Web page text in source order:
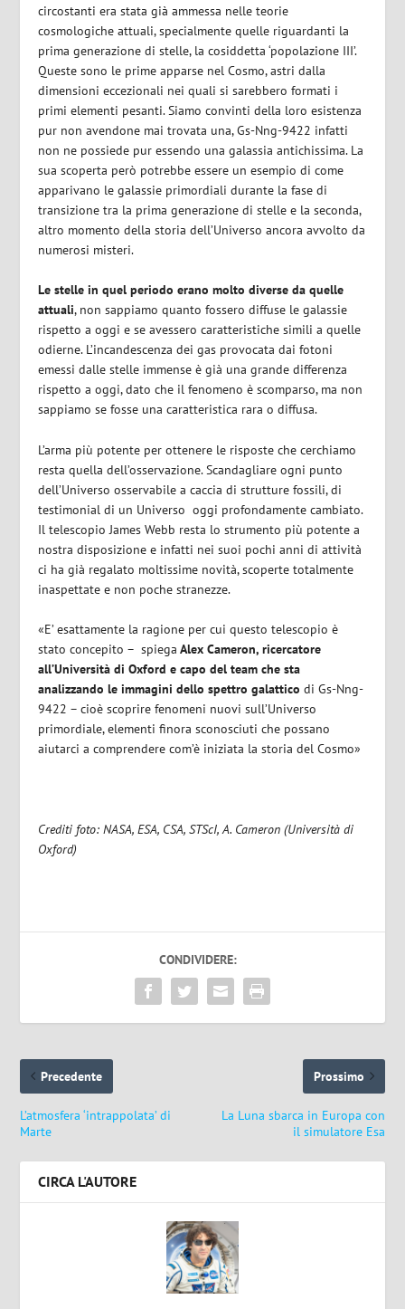
circostanti era stata già ammessa nelle teorie
cosmologiche attuali, specialmente quelle riguardanti la
prima generazione di stelle, la cosiddetta ‘popolazione III’.
Queste sono le prime apparse nel Cosmo, astri dalla
dimensioni eccezionali nei quali si sarebbero formati i
primi elementi pesanti. Siamo convinti della loro esistenza
pur non avendone mai trovata una, Gs-Nng-9422 infatti
non ne possiede pur essendo una galassia antichissima. La
sua scoperta però potrebbe essere un esempio di come
apparivano le galassie primordiali durante la fase di
transizione tra la prima generazione di stelle e la seconda,
altro momento della storia dell’Universo ancora avvolto da
numerosi misteri.
Le stelle in quel periodo erano molto diverse da quelle
attuali, non sappiamo quanto fossero diffuse le galassie
rispetto a oggi e se avessero caratteristiche simili a quelle
odierne. L’incandescenza dei gas provocata dai fotoni
emessi dalle stelle immense è già una grande differenza
rispetto a oggi, dato che il fenomeno è scomparso, ma non
sappiamo se fosse una caratteristica rara o diffusa.
L’arma più potente per ottenere le risposte che cerchiamo
resta quella dell’osservazione. Scandagliare ogni punto
dell’Universo osservabile a caccia di strutture fossili, di
testimonial di un Universo oggi profondamente cambiato.
Il telescopio James Webb resta lo strumento più potente a
nostra disposizione e infatti nei suoi pochi anni di attività
ci ha già regalato moltissime novità, scoperte totalmente
inaspettate e non poche stranezze.
«E’ esattamente la ragione per cui questo telescopio è
stato concepito – spiega Alex Cameron, ricercatore
all’Università di Oxford e capo del team che sta
analizzando le immagini dello spettro galattico di Gs-Nng-
9422 – cioè scoprire fenomeni nuovi sull’Universo
primordiale, elementi finora sconosciuti che possano
aiutarci a comprendere com’è iniziata la storia del Cosmo»
Crediti foto: NASA, ESA, CSA, STScI, A. Cameron (Università di
Oxford)
CONDIVIDERE:
Precedente
L’atmosfera ‘intrappolata’ di
Marte
Prossimo
La Luna sbarca in Europa con
il simulatore Esa
CIRCA L'AUTORE